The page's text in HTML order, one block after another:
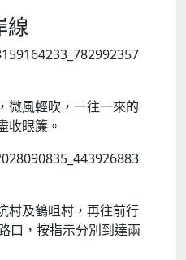
線
微風輕吹，一往一來的
收眼簾。
村及鶴咀村，再往前行
口，按指示分別到達兩